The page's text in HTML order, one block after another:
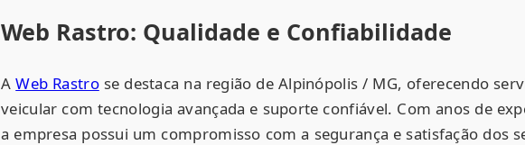
Web Rastro: Qualidade e Confiabilidade
AWeb Rastrose destaca na região de Alpinópolis / MG, oferecendo
veicular com tecnologia avançada e suporte confiável. Com anos de
a empresa possui um compromisso com a segurança e satisfação dos